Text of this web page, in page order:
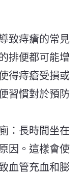
致痔瘡的常見
排便都可能增
得痔瘡受損或
習慣對於預防
：長時間坐在
因。這樣會使
血管充血和膨